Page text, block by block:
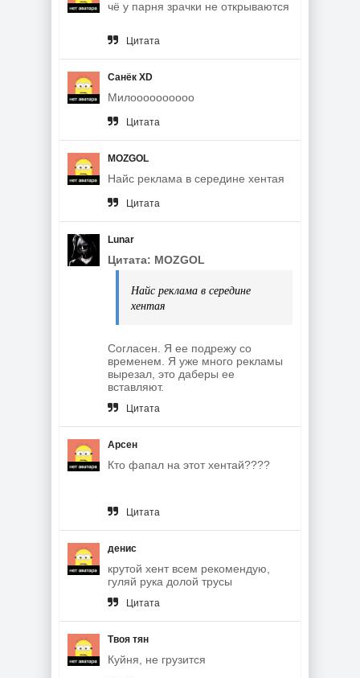
чё у парня зрачки не открываются
Цитата
Санёк XD
Милоооооооооо
Цитата
MOZGOL
Найс реклама в середине хентая
Цитата
Lunar
Цитата: MOZGOL
Найс реклама в середине
хентая
Согласен. Я ее подрежу со
временем. Я уже много рекламы
вырезал, это даберы ее
вставляют.
Цитата
Арсен
Кто фапал на этот хентай????
Цитата
денис
крутой хент всем рекомендую,
гуляй рука долой трусы
Цитата
Твоя тян
Куйня, не грузится